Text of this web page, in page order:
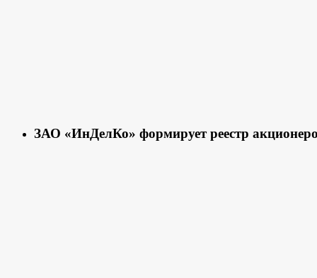
ЗАО «ИнДелКо» формирует реестр